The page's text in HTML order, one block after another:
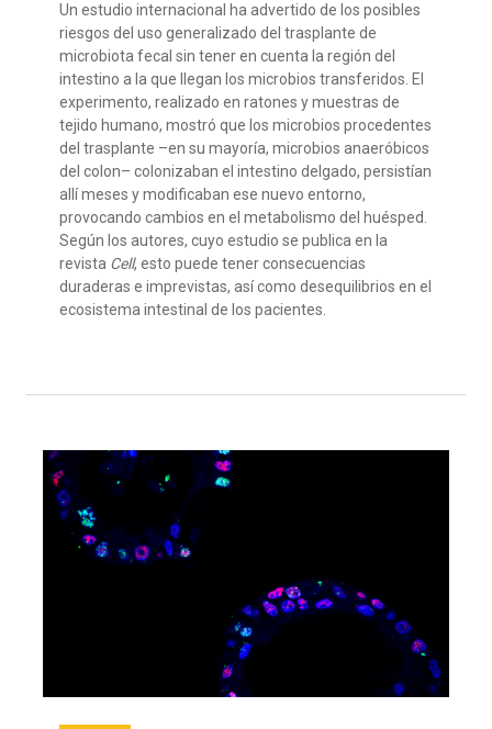
Un estudio internacional ha advertido de los posibles
riesgos del uso generalizado del trasplante de
microbiota fecal sin tener en cuenta la región del
intestino a la que llegan los microbios transferidos. El
experimento, realizado en ratones y muestras de
tejido humano, mostró que los microbios procedentes
del trasplante –en su mayoría, microbios anaeróbicos
del colon– colonizaban el intestino delgado, persistían
allí meses y modificaban ese nuevo entorno,
provocando cambios en el metabolismo del huésped.
Según los autores, cuyo estudio se publica en la
revista Cell, esto puede tener consecuencias
duraderas e imprevistas, así como desequilibrios en el
ecosistema intestinal de los pacientes.